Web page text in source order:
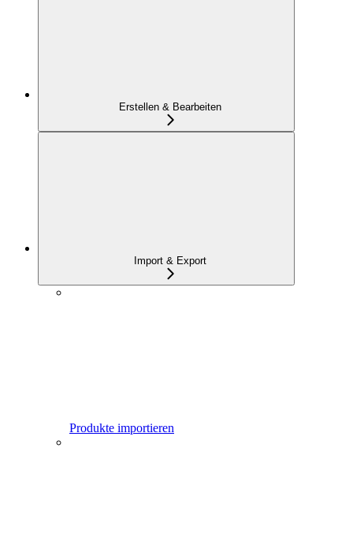
Erstellen & Bearbeiten
Import & Export
Produkte importieren